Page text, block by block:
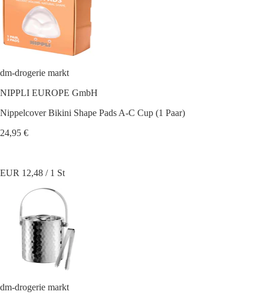
dm-drogerie markt
NIPPLI EUROPE GmbH
Nippelcover Bikini Shape Pads A-C Cup (1 Paar)
24,95 €
EUR 12,48 / 1 St
dm-drogerie markt